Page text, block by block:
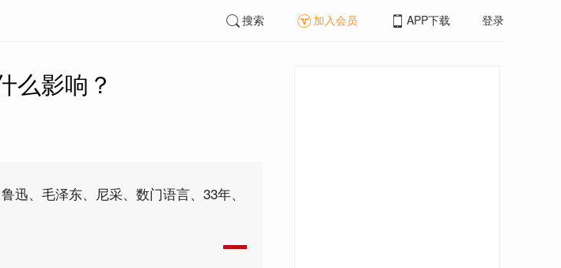
搜索 加入会员 APP下载 登录
么影响？
迅、毛泽东、尼采、数门语言、33年、